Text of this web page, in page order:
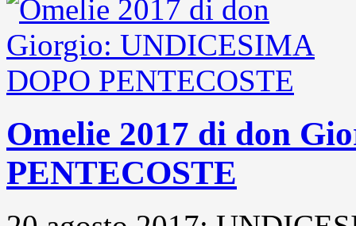
Omelie 2017 di don
PENTECOSTE